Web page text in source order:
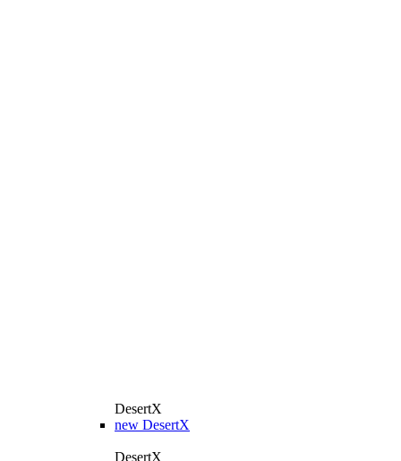
DesertX
new DesertX
DesertX